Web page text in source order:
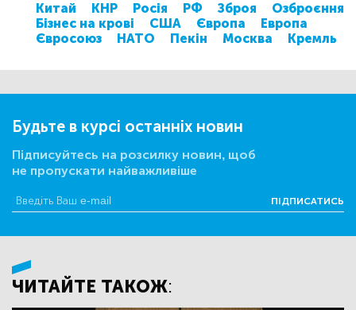
Китай КНР Росія РФ Зброя
Озброєння
Бізнес на крові
США Європа
Европа
Євросоюз
НАТО Пекін Москва Кремль
Будьте в курсі останніх новин
Підписуйтесь на розсилку новин, щоб
не пропускати найважливіше
ПІДПИСАТИСЬ
ЧИТАЙТЕ ТАКОЖ: